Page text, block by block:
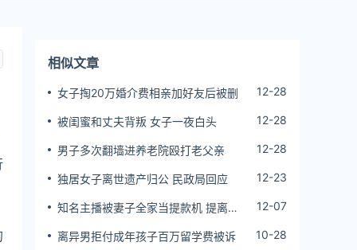
相似文章
女子掏20万婚介费相亲加好友后被删 12-28
被闺蜜和丈夫背叛 女子一夜白头 12-28
男子多次翻墙进养老院殴打老父亲 12-28
独居女子离世遗产归公 民政局回应 12-23
知名主播被妻子全家当提款机 提离婚
12-07
离异男拒付成年孩子百万留学费被诉 10-28